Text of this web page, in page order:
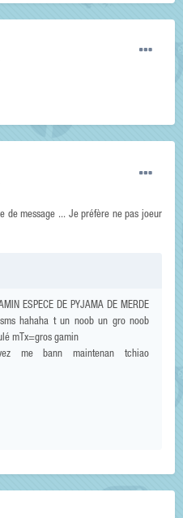
de message ... Je préfère ne pas joeur
ESPECE DE PYJAMA DE MERDE
hahaha t un noob un gro noob
mTx=gros gamin
me bann maintenan tchiao